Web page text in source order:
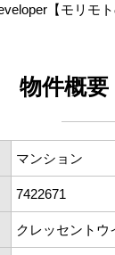
【モリモト
物件概要
マンション
7422671
クレッセントウ